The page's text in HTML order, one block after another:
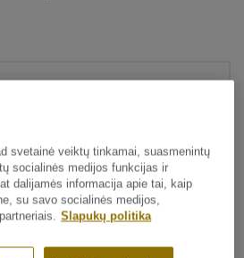
svetainė veiktų tinkamai, suasmenintų
socialinės medijos funkcijas ir
dalijamės informacija apie tai, kaip
su savo socialinės medijos,
Slapukų politika